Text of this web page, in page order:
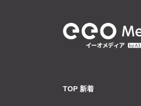
TOP 新着